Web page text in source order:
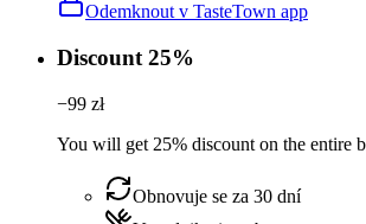
Odemknout v TasteTown app
Discount 25%
−99 zł
You will get 25% discount on the entire
Obnovuje se za 30 dní